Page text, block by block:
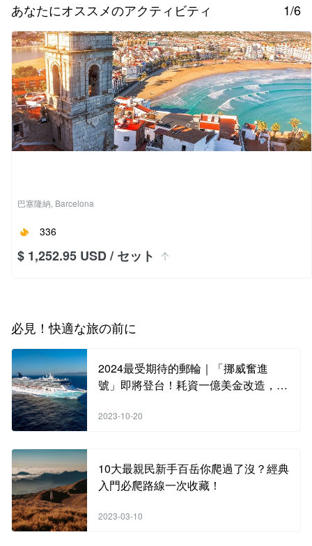
あなたにオススメのアクティビティ 1/6
巴塞隆納, Barcelona
336
$ 1,252.95 USD/ セット
必見！快適な旅の前に
2024最受期待的郵輪｜「挪威奮進
號」即將登台！耗資一億美金改造，含
手刀搶訂中！
2023-10-20
10大最親民新手百岳你爬過了沒？經典
入門必爬路線一次收藏！
2023-03-10